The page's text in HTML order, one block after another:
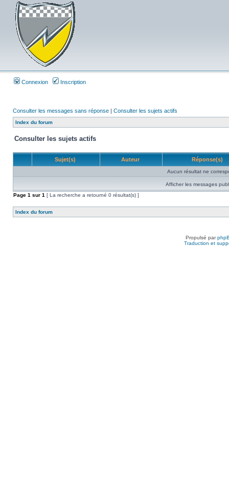
Connexion Inscription
Consulter les messages sans réponse | Consulter les sujets actifs
Index du forum
Consulter les sujets actifs
Sujet(s) Auteur Réponse(s)
Aucun résultat ne
Afficher les messages
Page 1 sur 1 [ La recherche a retourné 0 résultat(s) ]
Index du forum
Propulsé par
Traduction et